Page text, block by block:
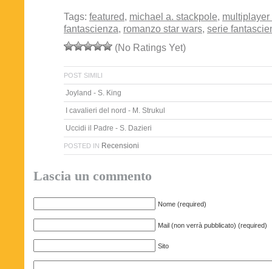
Tags: featured, michael a. stackpole,
fantascienza, romanzo star wars, serie
(No Ratings Yet)
POST SIMILI
Joyland - S. King
I cavalieri del nord - M. Strukul
Uccidi il Padre - S. Dazieri
POSTED IN Recensioni
Lascia un commento
Nome (required)
Mail (non verrà pubblicato) (required)
Sito